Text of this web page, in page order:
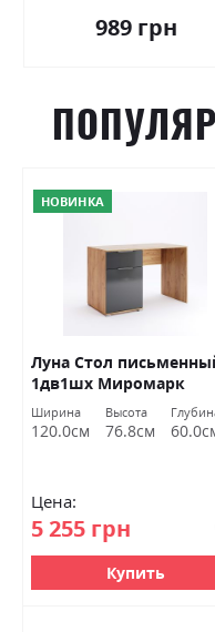
989 грн
НОВИНКА
Луна Стол
1дв1шх Миромарк
Ширина
120.0см
Высота
76.8см
Цена:
5 255 грн
Купить